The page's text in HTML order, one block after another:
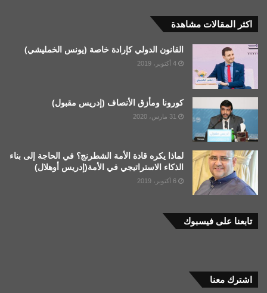
اكثر المقالات مشاهدة
القانون الدولي كإرادة خاصة (يونس الخمليشي)
4 أكتوبر، 2019
كورونا ومأزق الأنصاف (إدريس مقبول)
31 مارس، 2020
لماذا يكره قادة الأمة الشطرنج؟ في الحاجة إلى بناء
الذكاء الاستراتيجي في الأمة(إدريس أوهلال)
6 أكتوبر، 2019
تابعنا على فيسبوك
اشترك معنا